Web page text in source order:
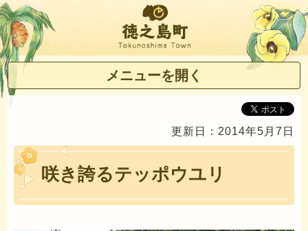
徳之島町
メニューを開く
更新日：2014年5月7日
咲き誇るテッポウユリ